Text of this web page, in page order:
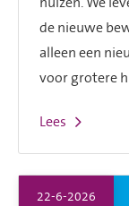
de nieuwe
alleen een
voor grotere
Lees
22-6-2026